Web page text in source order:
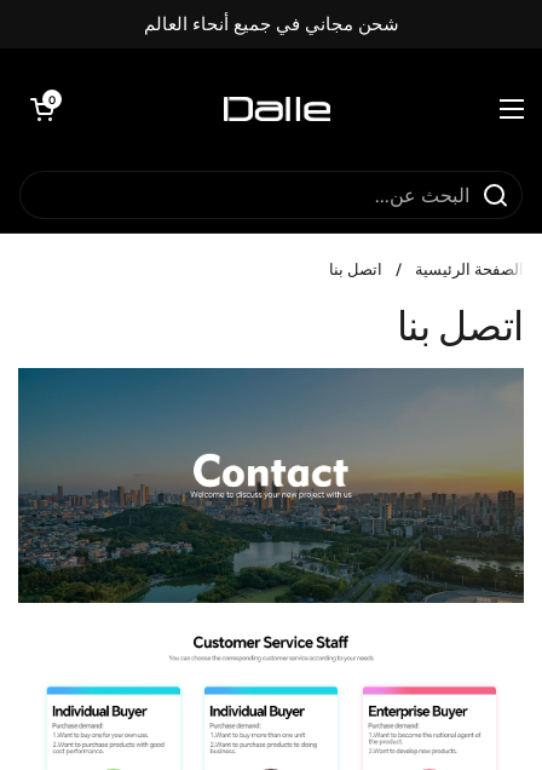
شحن مجاني في جميع أنحاء العالم
فتح القائمة
فتح العربة
0
الصفحة الرئيسية / اتصل بنا
اتصل بنا